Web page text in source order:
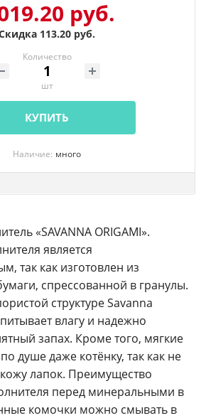
руб.
113.20 руб.
Количество
шт
КУПИТЬ
Наличие: много
«SAVANNA ORIGAMI».
является
так как изготовлен из
спрессованной в гранулы.
структуре Savanna
влагу и надежно
запах. Кроме того, мягкие
душе даже котёнку, так как не
лапок. Преимущество
перед минеральными в
комочки можно смывать в